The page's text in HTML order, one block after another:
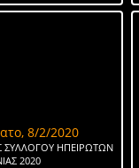
8/2/2020
ΣΥΛΛΟΓΟΥ ΗΠΕΙΡΩΤΩΝ
2020